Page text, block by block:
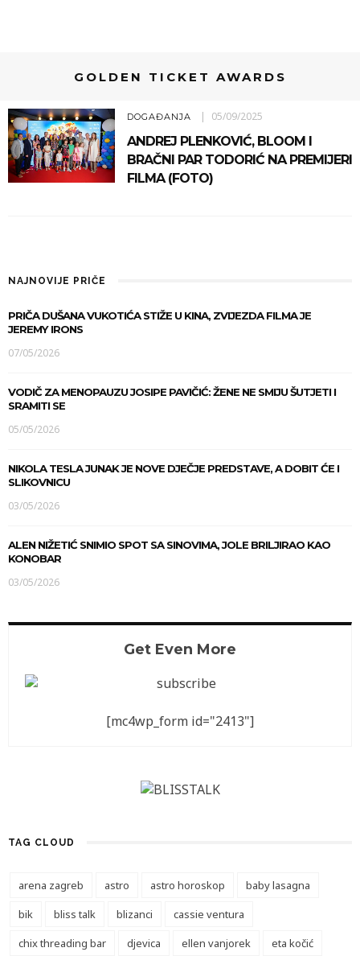
GOLDEN TICKET AWARDS
DOGAĐANJA 05/09/2025
ANDREJ PLENKOVIĆ, BLOOM I
BRAČNI PAR TODORIĆ NA PREMIJERI
FILMA (FOTO)
NAJNOVIJE PRIČE
PRIČA DUŠANA VUKOTIĆA STIŽE U KINA, ZVIJEZDA FILMA JE
JEREMY IRONS
07/05/2026
VODIČ ZA MENOPAUZU JOSIPE PAVIČIĆ: ŽENE NE SMIJU ŠUTJETI I
SRAMITI SE
05/05/2026
NIKOLA TESLA JUNAK JE NOVE DJEČJE PREDSTAVE, A DOBIT ĆE I
SLIKOVNICU
03/05/2026
ALEN NIŽETIĆ SNIMIO SPOT SA SINOVIMA, JOLE BRILJIRAO KAO
KONOBAR
03/05/2026
Get Even More
[mc4wp_form id="2413"]
TAG CLOUD
arena zagreb astro astro horoskop
baby lasagna
bik
bliss talk blizanci
cassie ventura
chix threading bar
djevica ellen vanjorek
eta kočić